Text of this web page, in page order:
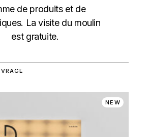
de produits et de
La visite du moulin
est gratuite.
NEW